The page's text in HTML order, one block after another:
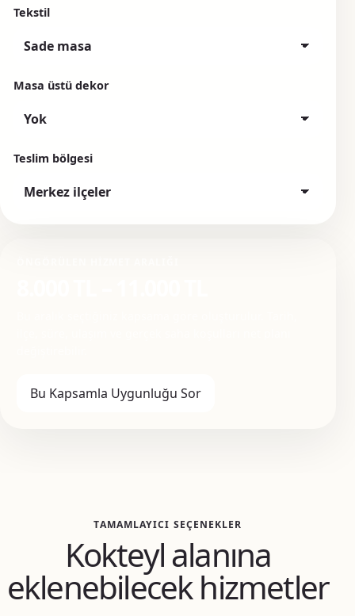
Tekstil
Masa üstü dekor
Teslim bölgesi
Bu Kapsamla Uygunluğu Sor
TAMAMLAYICI SEÇENEKLER
Kokteyl alanına
eklenebilecek hizmetler